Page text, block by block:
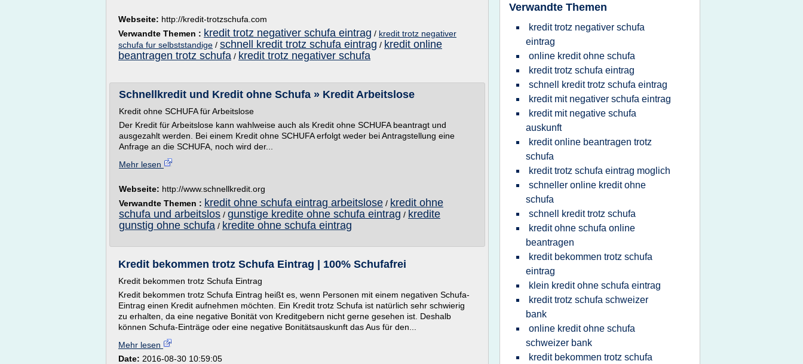
Webseite: http://kredit-trotzschufa.com
Verwandte Themen : kredit trotz negativer schufa eintrag / kredit trotz negativer
schufa fur selbststandige / schnell kredit trotz schufa eintrag / kredit online
beantragen trotz schufa / kredit trotz negativer schufa
Schnellkredit und Kredit ohne Schufa » Kredit Arbeitslose
Kredit ohne SCHUFA für Arbeitslose
Der Kredit für Arbeitslose kann wahlweise auch als Kredit ohne SCHUFA beantragt und
ausgezahlt werden. Bei einem Kredit ohne SCHUFA erfolgt weder bei Antragstellung eine
Anfrage an die SCHUFA, noch wird der...
Mehr lesen
Webseite: http://www.schnellkredit.org
Verwandte Themen : kredit ohne schufa eintrag arbeitslose / kredit ohne
schufa und arbeitslos / gunstige kredite ohne schufa eintrag / kredite
gunstig ohne schufa / kredite ohne schufa eintrag
Kredit bekommen trotz Schufa Eintrag | 100% Schufafrei
Kredit bekommen trotz Schufa Eintrag
Kredit bekommen trotz Schufa Eintrag heißt es, wenn Personen mit einem negativen Schufa-
Eintrag einen Kredit aufnehmen möchten. Ein Kredit trotz Schufa ist natürlich sehr schwierig
zu erhalten, da eine negative Bonität von Kreditgebern nicht gerne gesehen ist. Deshalb
können Schufa-Einträge oder eine negative Bonitätsauskunft das Aus für den...
Mehr lesen
Date: 2016-08-30 10:59:05
Verwandte Themen
kredit trotz negativer schufa
eintrag
online kredit ohne schufa
kredit trotz schufa eintrag
schnell kredit trotz schufa eintrag
kredit mit negativer schufa eintrag
kredit mit negative schufa
auskunft
kredit online beantragen trotz
schufa
kredit trotz schufa eintrag moglich
schneller online kredit ohne
schufa
schnell kredit trotz schufa
kredit ohne schufa online
beantragen
kredit bekommen trotz schufa
eintrag
klein kredit ohne schufa eintrag
kredit trotz schufa schweizer
bank
online kredit ohne schufa
schweizer bank
kredit bekommen trotz schufa